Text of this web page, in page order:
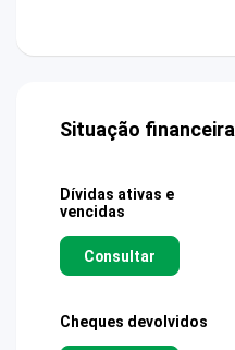
Situação financeira
Dívidas ativas e
vencidas
Consultar
Cheques devolvidos